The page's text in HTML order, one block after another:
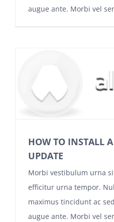
augue ante. Morbi vel
HOW TO INSTALL
UPDATE
Morbi vestibulum urna
efficitur urna tempor.
maximus tincidunt ac
augue ante. Morbi vel